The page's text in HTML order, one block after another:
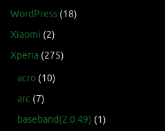
WordPress (18)
Xiaomi (2)
Xperia (275)
acro (10)
arc (7)
baseband(2.0.49) (1)